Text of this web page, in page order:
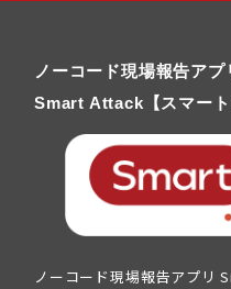
ノーコード現場報告アプ
Smart Attack【スマート
ノーコード現場報告アプリ